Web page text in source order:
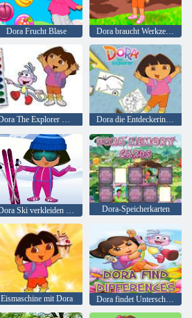
Dora Frucht Blase Dora braucht Werkzeuge
Dora The Explorer Malbuch Dora die Entdeckerin das Malbuch
Dora-Speicherkarten
Eismaschine mit Dora Dora findet Unterschiede